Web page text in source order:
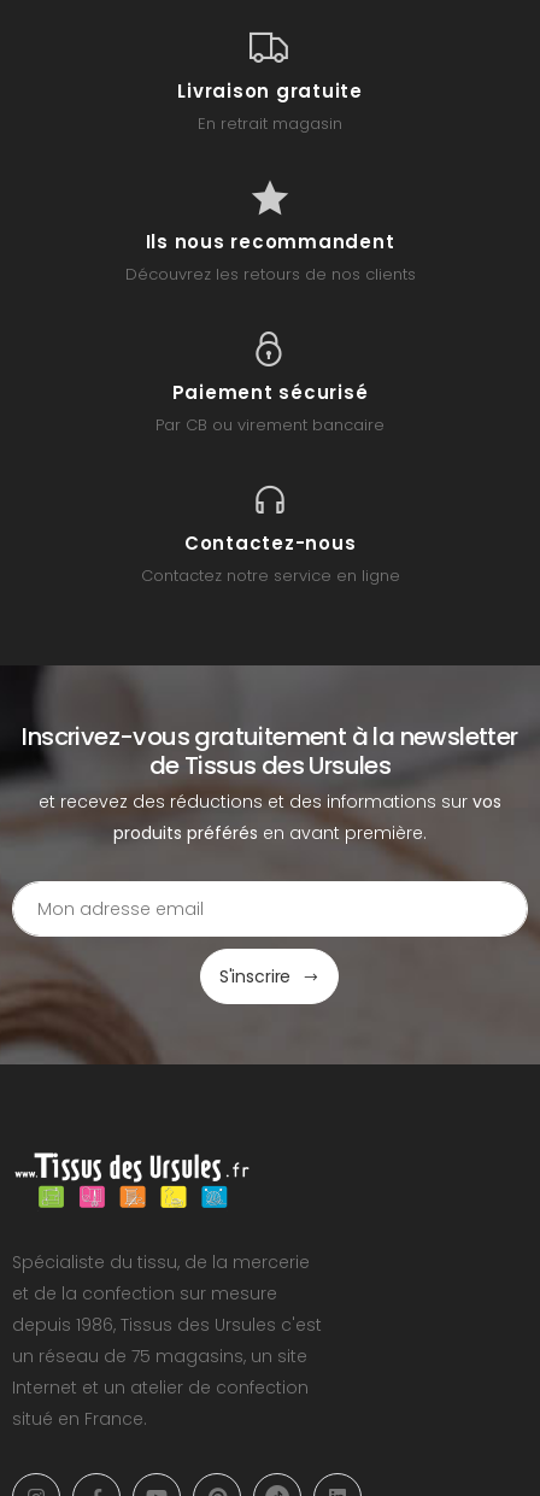
Livraison gratuite
En retrait magasin
Ils nous recommandent
Découvrez les retours de nos clients
Paiement sécurisé
Par CB ou virement bancaire
Contactez-nous
Contactez notre service en ligne
Inscrivez-vous gratuitement à la newsletter
de Tissus des Ursules
et recevez des réductions et des informations sur vos
produits préférés en avant première.
S'inscrire
Spécialiste du tissu, de la mercerie
et de la confection sur mesure
depuis 1986, Tissus des Ursules c'est
un réseau de 75 magasins, un site
Internet et un atelier de confection
situé en France.